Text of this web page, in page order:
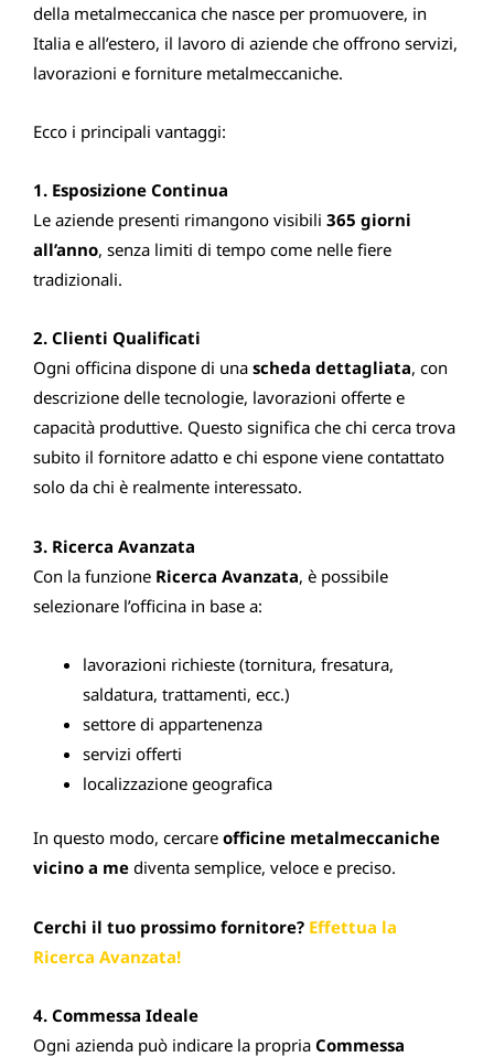
della metalmeccanica che nasce per promuovere, in
Italia e all’estero, il lavoro di aziende che offrono servizi,
lavorazioni e forniture metalmeccaniche.
Ecco i principali vantaggi:
1. Esposizione Continua
Le aziende presenti rimangono visibili 365 giorni
all’anno, senza limiti di tempo come nelle fiere
tradizionali.
2. Clienti Qualificati
Ogni officina dispone di una scheda dettagliata, con
descrizione delle tecnologie, lavorazioni offerte e
capacità produttive. Questo significa che chi cerca trova
subito il fornitore adatto e chi espone viene contattato
solo da chi è realmente interessato.
3. Ricerca Avanzata
Con la funzione Ricerca Avanzata, è possibile
selezionare l’officina in base a:
lavorazioni richieste (tornitura, fresatura,
saldatura, trattamenti, ecc.)
settore di appartenenza
servizi offerti
localizzazione geografica
In questo modo, cercare officine metalmeccaniche
vicino a me diventa semplice, veloce e preciso.
Cerchi il tuo prossimo fornitore? Effettua la
Ricerca Avanzata!
4. Commessa Ideale
Ogni azienda può indicare la propria Commessa